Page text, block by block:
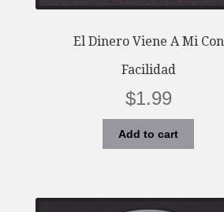
El Dinero Viene A Mi Con
Facilidad
$1.99
Add to cart